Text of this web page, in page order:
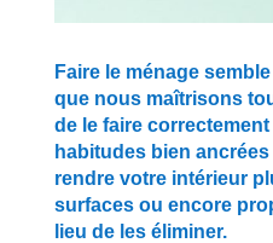
Faire le ménage
que nous maîtrisons
de le faire
habitudes bien
rendre votre intérieur
surfaces ou encore
lieu de les éliminer.